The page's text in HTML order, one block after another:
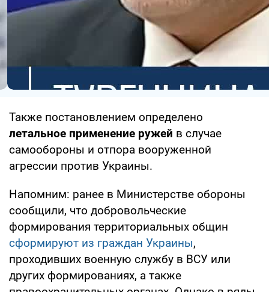
Также постановлением определено
летальное применение ружей в случае
самообороны и отпора вооруженной
агрессии против Украины.
Напомним: ранее в Министерстве обороны
сообщили, что добровольческие
формирования территориальных общин
сформируют из граждан Украины,
проходивших военную службу в ВСУ или
других формированиях, а также